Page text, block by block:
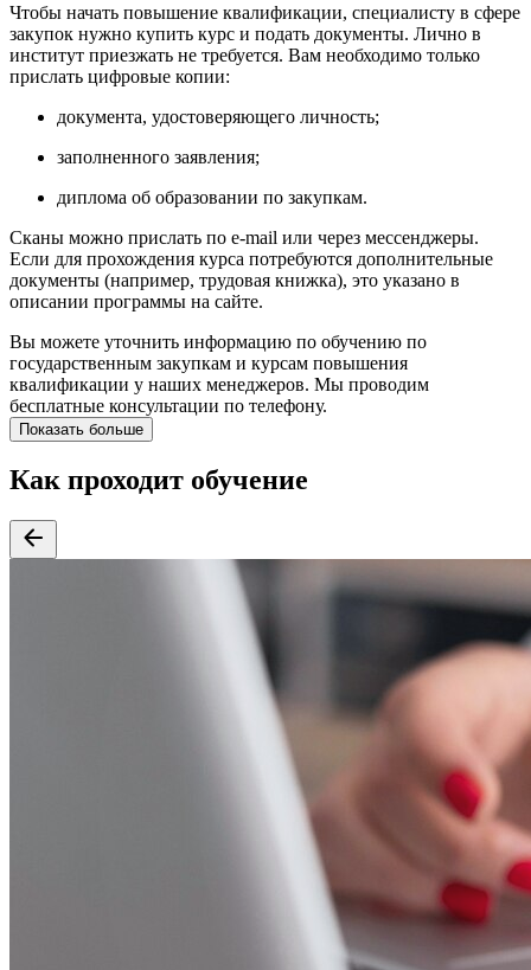
Чтобы начать повышение квалификации, специалисту в сфере
закупок нужно купить курс и подать документы. Лично в
институт приезжать не требуется. Вам необходимо только
прислать цифровые копии:
документа, удостоверяющего личность;
заполненного заявления;
диплома об образовании по закупкам.
Сканы можно прислать по e-mail или через мессенджеры.
Если для прохождения курса потребуются дополнительные
документы (например, трудовая книжка), это указано в
описании программы на сайте.
Вы можете уточнить информацию по обучению по
государственным закупкам и курсам повышения
квалификации у наших менеджеров. Мы проводим
бесплатные консультации по телефону.
Показать больше
Как проходит обучение